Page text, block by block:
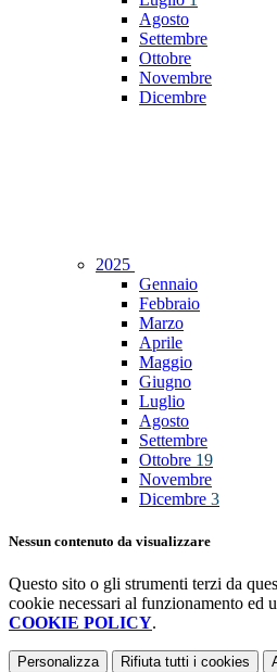
Agosto
Settembre
Ottobre
Novembre
Dicembre
2025
Gennaio
Febbraio
Marzo
Aprile
Maggio
Giugno
Luglio
Agosto
Settembre
Ottobre 19
Novembre
Dicembre 3
Nessun contenuto da visualizzare
Questo sito o gli strumenti terzi da
cookie necessari al funzionamento ed
COOKIE POLICY.
Personalizza Rifiuta tutti i cookies